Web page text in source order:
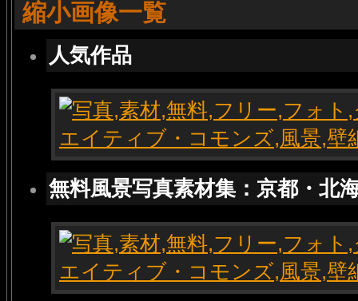
縮小画像一覧
人気作品
無料風景写真素材集：京都・北